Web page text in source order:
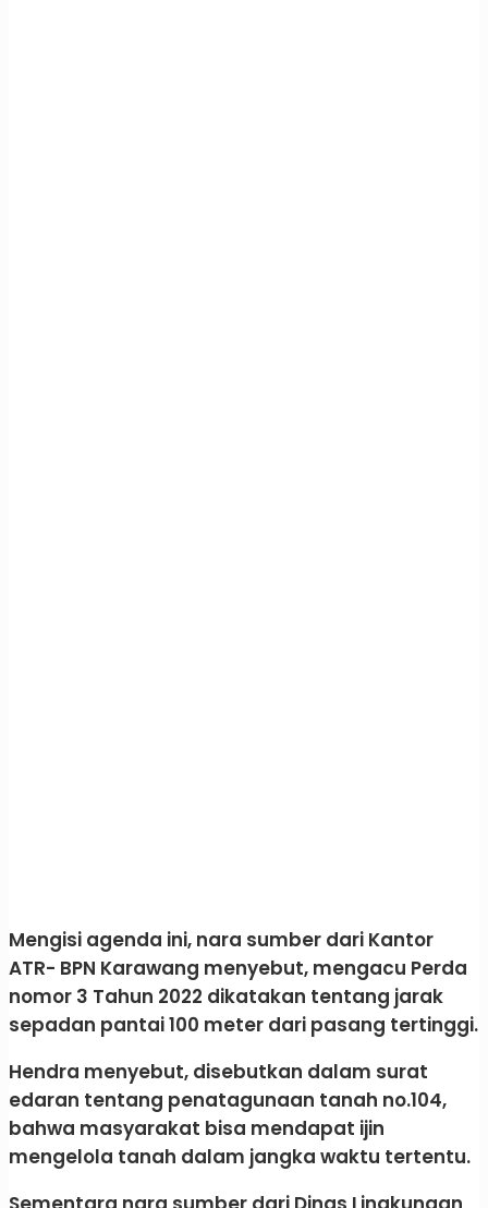
Mengisi agenda ini, nara sumber dari Kantor
ATR- BPN Karawang menyebut, mengacu Perda
nomor 3 Tahun 2022 dikatakan tentang jarak
sepadan pantai 100 meter dari pasang tertinggi.
Hendra menyebut, disebutkan dalam surat
edaran tentang penatagunaan tanah no.104,
bahwa masyarakat bisa mendapat ijin
mengelola tanah dalam jangka waktu tertentu.